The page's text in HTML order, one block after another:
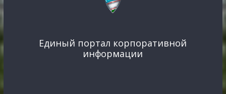
Единый портал корпоративной
информации